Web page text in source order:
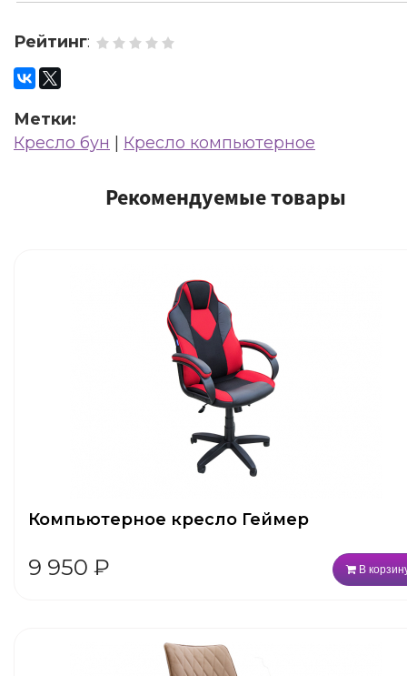
Рейтинг:
Метки:
Кресло бун | Кресло компьютерное
Рекомендуемые товары
Компьютерное кресло Геймер
9 950 ₽ В